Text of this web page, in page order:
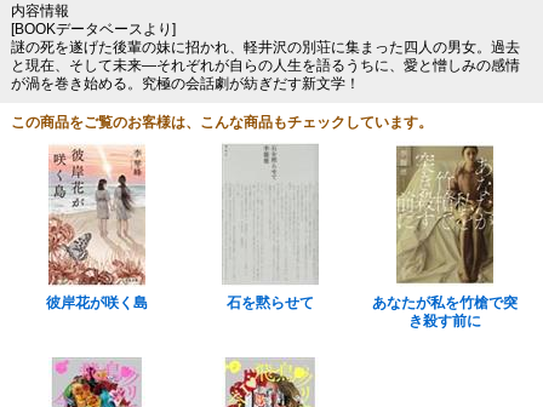
内容情報
[BOOKデータベースより]
謎の死を遂げた後輩の妹に招かれ、軽井沢の別荘に集まった四人の男女。過去
と現在、そして未来―それぞれが自らの人生を語るうちに、愛と憎しみの感情
が渦を巻き始める。究極の会話劇が紡ぎだす新文学！
この商品をご覧のお客様は、こんな商品もチェックしています。
彼岸花が咲く島 石を黙らせて
あなたが私を竹槍で突
き殺す前に